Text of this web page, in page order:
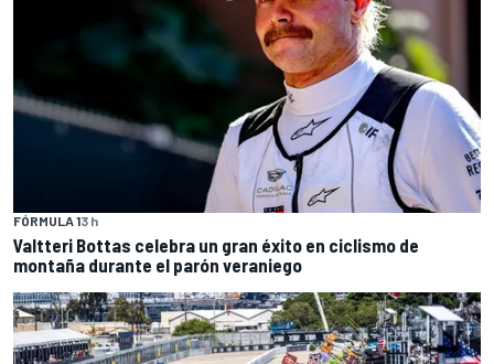
FÓRMULA 13 h
Valtteri Bottas celebra un gran éxito en ciclismo de
montaña durante el parón veraniego